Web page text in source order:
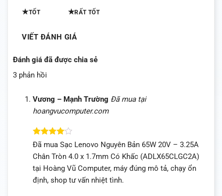
★TỐT ★RẤT TỐT
VIẾT ĐÁNH GIÁ
Đánh giá đã được chia sẻ
3 phản hồi
Vương – Mạnh Trường Đã mua tại
hoangvucomputer.com
Được
45 sao
Đã mua Sạc Lenovo Nguyên Bản 65W 20V – 3.25A
Chân Tròn 4.0 x 1.7mm Có Khấc (ADLX65CLGC2A)
tại Hoàng Vũ Computer, máy đúng mô tả, chạy ổn
định, shop tư vấn nhiệt tình.